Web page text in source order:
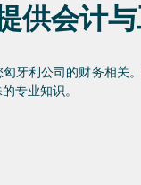
供会计
牙利公司的财务相关
专业知识。